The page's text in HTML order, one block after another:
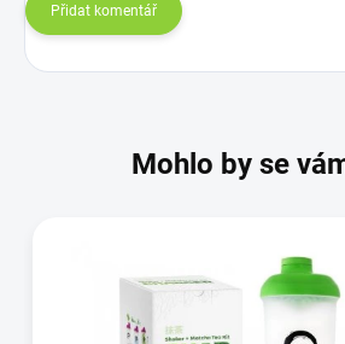
Přidat komentář
Mohlo by se